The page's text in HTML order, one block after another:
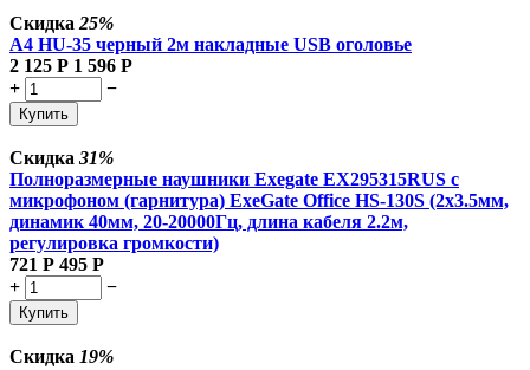
Скидка 25%
A4 HU-35 черный 2м накладные USB оголовье
2 125 Р 1 596 Р
+
−
Купить
Скидка 31%
Полноразмерные наушники Exegate EX295315RUS с
микрофоном (гарнитура) ExeGate Office HS-130S (2x3.5мм,
динамик 40мм, 20-20000Гц, длина кабеля 2.2м,
регулировка громкости)
721 Р 495 Р
+
−
Купить
Скидка 19%